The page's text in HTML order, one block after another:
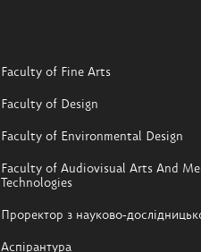
Faculty of Fine Arts
Faculty of Design
Faculty of Environmental Design
Faculty of Audiovisual Arts And
Technologies
Проректор з науково-
Аспірантура